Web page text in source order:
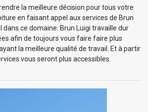
la meilleure décision pour tous votre
en faisant appel aux services de Brun
dans ce domaine. Brun Luigi travaille dur
afin de toujours vous faire faire plus
la meilleure qualité de travail. Et à partir
vous seront plus accessibles.